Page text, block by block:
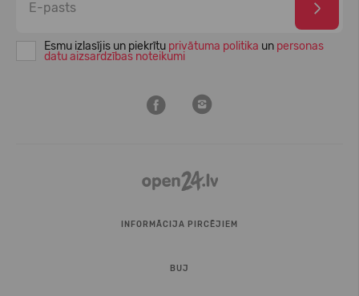
Esmu izlasījis un piekrītu privātuma politika un personas
datu aizsardzības noteikumi
INFORMĀCIJA PIRCĒJIEM
BUJ